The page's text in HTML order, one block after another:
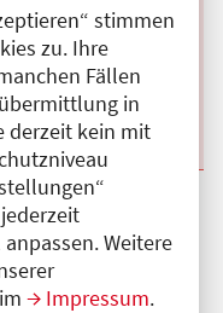
stimmen
zu. Ihre
Fällen
in
derzeit kein mit
Weitere
Impressum.
Herzberge,
Herzberge,